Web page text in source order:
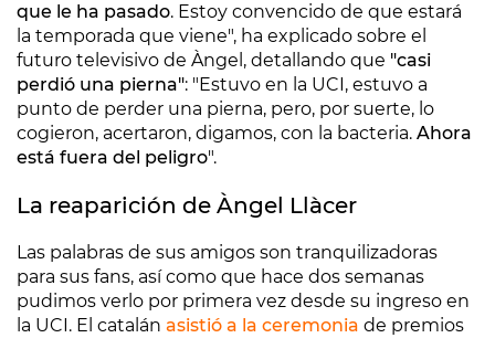
que le ha pasado. Estoy convencido de que estará
la temporada que viene", ha explicado sobre el
futuro televisivo de Àngel, detallando que "casi
perdió una pierna": "Estuvo en la UCI, estuvo a
punto de perder una pierna, pero, por suerte, lo
cogieron, acertaron, digamos, con la bacteria. Ahora
está fuera del peligro".
La reaparición de Àngel Llàcer
Las palabras de sus amigos son tranquilizadoras
para sus fans, así como que hace dos semanas
pudimos verlo por primera vez desde su ingreso en
la UCI. El catalán asistió a la ceremonia de premios